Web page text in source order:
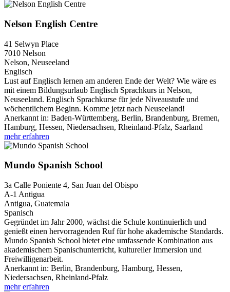
Nelson English Centre
41 Selwyn Place
7010 Nelson
Nelson, Neuseeland
Englisch
Lust auf Englisch lernen am anderen Ende der Welt? Wie wäre es
mit einem Bildungsurlaub Englisch Sprachkurs in Nelson,
Neuseeland. Englisch Sprachkurse für jede Niveaustufe und
wöchentlichem Beginn. Komme jetzt nach Neuseeland!
Anerkannt in: Baden-Württemberg, Berlin, Brandenburg, Bremen,
Hamburg, Hessen, Niedersachsen, Rheinland-Pfalz, Saarland
mehr erfahren
Mundo Spanish School
3a Calle Poniente 4, San Juan del Obispo
A-1 Antigua
Antigua, Guatemala
Spanisch
Gegründet im Jahr 2000, wächst die Schule kontinuierlich und
genießt einen hervorragenden Ruf für hohe akademische Standards.
Mundo Spanish School bietet eine umfassende Kombination aus
akademischem Spanischunterricht, kultureller Immersion und
Freiwilligenarbeit.
Anerkannt in: Berlin, Brandenburg, Hamburg, Hessen,
Niedersachsen, Rheinland-Pfalz
mehr erfahren